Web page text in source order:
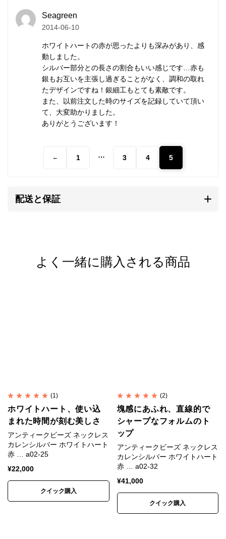
のシルバーアクセサリーとは異なる個性となります。
植物や生活道具などを象ったモチーフが多く見られま
そこには自然を畏れ敬うアニミズムの思想が流れてい
シルバーはやわらかい金属です。
す。
これはスターリングシルバー（Sterling Silver）、
プエブロ族は先祖伝来の信仰や風習を守り続け、伝統
に忠実な装身具を作ることで知られています。
彼らの信仰と世界観を落とし込んだ幾何学的で独特の
パターンは不思議と心地よく、調和を生み出す伝統模
様の奥深さを感じられます。
世界中を魅了したホワイトハー
ト
Seagreen
2014-06-10
ホワイトハートの赤が思ったよりも深みがあり、感
動しました。
シルバー部分との長さの割合もいい感じです…赤も
銀もお互いを主張し過ぎることがなく、調和の取れ
たデザインですね！銀細工もとても素敵です。
また、以前注文した時のサイズを記録していて頂い
て、大変助かりました。
ありがとうございます！
← 1 … 3 4 5
配送と保証
よく一緒に購入される商品
(1)
ホワイトハート、使い込
まれた時間が刻む美しさ
アンティークビーズ ネックレス
カレンシルバー ホワイトハート
赤 … a02-25
¥22,000
クイック購入
(2)
塊感にあふれ、直線的で
シャープなフォルムのト
ップ
アンティークビーズ ネックレス
カレンシルバー ホワイトハート
赤 … a02-32
¥41,000
クイック購入